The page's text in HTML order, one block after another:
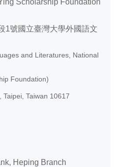
Scholarship Foundation
1號國立臺灣大學外國語文
and Literatures, National
Foundation)
Taiwan 10617
Heping Branch